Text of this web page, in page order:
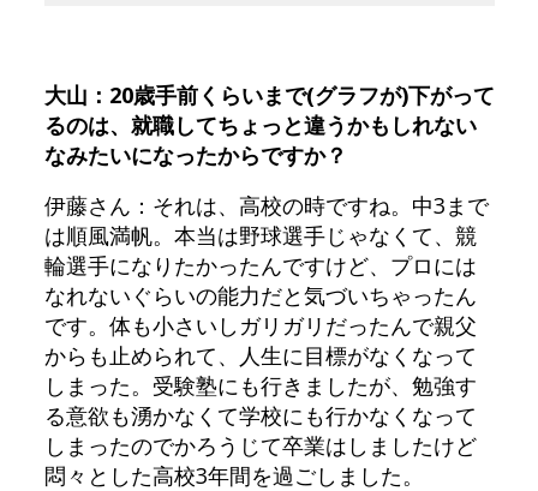
大山：20歳手前くらいまで(グラフが)下がって
るのは、就職してちょっと違うかもしれない
なみたいになったからですか？
伊藤さん：それは、高校の時ですね。中3まで
は順風満帆。本当は野球選手じゃなくて、競
輪選手になりたかったんですけど、プロには
なれないぐらいの能力だと気づいちゃったん
です。体も小さいしガリガリだったんで親父
からも止められて、人生に目標がなくなって
しまった。受験塾にも行きましたが、勉強す
る意欲も湧かなくて学校にも行かなくなって
しまったのでかろうじて卒業はしましたけど
悶々とした高校3年間を過ごしました。